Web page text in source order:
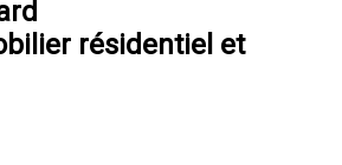
résidentiel et